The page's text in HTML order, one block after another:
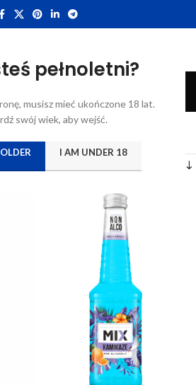
pełnoletni?
musisz mieć ukończone 18 lat.
swój wiek, aby wejść.
I AM UNDER 18
Categories
oznaczone “Mocktail”
4